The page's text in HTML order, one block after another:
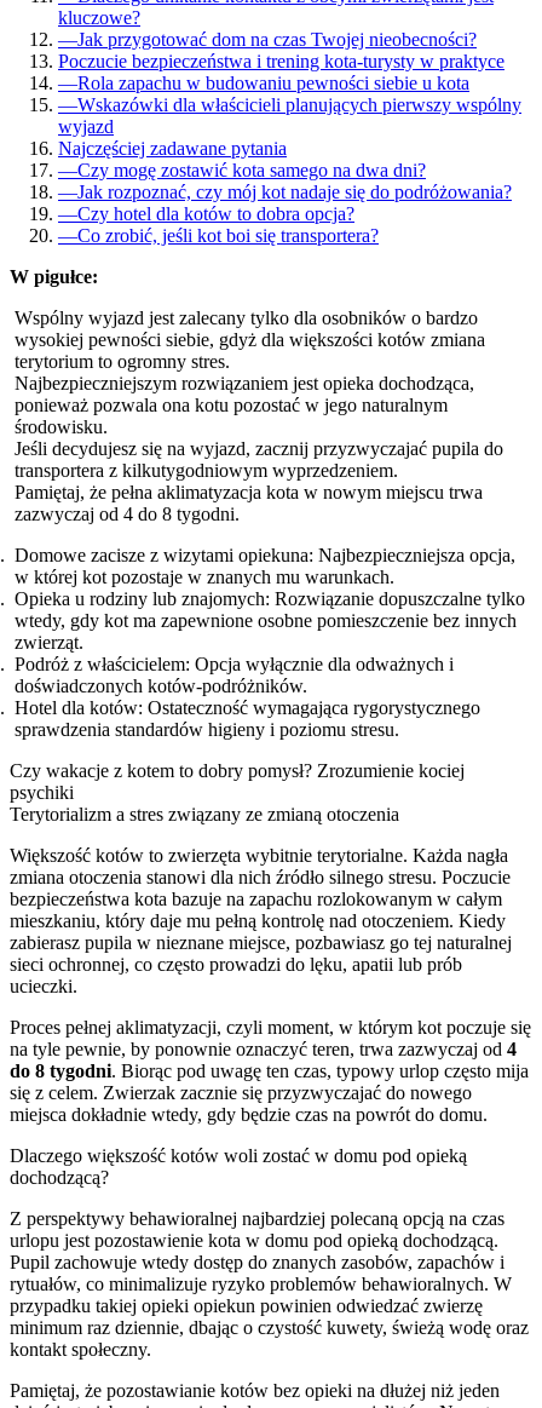
kluczowe?
—Jak przygotować dom na czas Twojej nieobecności?
Poczucie bezpieczeństwa i trening kota-turysty w praktyce
—Rola zapachu w budowaniu pewności siebie u kota
—Wskazówki dla właścicieli planujących pierwszy wspólny
wyjazd
Najczęściej zadawane pytania
—Czy mogę zostawić kota samego na dwa dni?
—Jak rozpoznać, czy mój kot nadaje się do podróżowania?
—Czy hotel dla kotów to dobra opcja?
—Co zrobić, jeśli kot boi się transportera?
W pigułce:
Wspólny wyjazd jest zalecany tylko dla osobników o bardzo
wysokiej pewności siebie, gdyż dla większości kotów zmiana
terytorium to ogromny stres.
Najbezpieczniejszym rozwiązaniem jest opieka dochodząca,
ponieważ pozwala ona kotu pozostać w jego naturalnym
środowisku.
Jeśli decydujesz się na wyjazd, zacznij przyzwyczajać pupila do
transportera z kilkutygodniowym wyprzedzeniem.
Pamiętaj, że pełna aklimatyzacja kota w nowym miejscu trwa
zazwyczaj od 4 do 8 tygodni.
Domowe zacisze z wizytami opiekuna: Najbezpieczniejsza opcja,
w której kot pozostaje w znanych mu warunkach.
Opieka u rodziny lub znajomych: Rozwiązanie dopuszczalne tylko
wtedy, gdy kot ma zapewnione osobne pomieszczenie bez innych
zwierząt.
Podróż z właścicielem: Opcja wyłącznie dla odważnych i
doświadczonych kotów-podróżników.
Hotel dla kotów: Ostateczność wymagająca rygorystycznego
sprawdzenia standardów higieny i poziomu stresu.
Czy wakacje z kotem to dobry pomysł? Zrozumienie kociej
psychiki
Terytorializm a stres związany ze zmianą otoczenia
Większość kotów to zwierzęta wybitnie terytorialne. Każda nagła
zmiana otoczenia stanowi dla nich źródło silnego stresu. Poczucie
bezpieczeństwa kota bazuje na zapachu rozlokowanym w całym
mieszkaniu, który daje mu pełną kontrolę nad otoczeniem. Kiedy
zabierasz pupila w nieznane miejsce, pozbawiasz go tej naturalnej
sieci ochronnej, co często prowadzi do lęku, apatii lub prób
ucieczki.
Proces pełnej aklimatyzacji, czyli moment, w którym kot poczuje się
na tyle pewnie, by ponownie oznaczyć teren, trwa zazwyczaj od 4
do 8 tygodni. Biorąc pod uwagę ten czas, typowy urlop często mija
się z celem. Zwierzak zacznie się przyzwyczajać do nowego
miejsca dokładnie wtedy, gdy będzie czas na powrót do domu.
Dlaczego większość kotów woli zostać w domu pod opieką
dochodzącą?
Z perspektywy behawioralnej najbardziej polecaną opcją na czas
urlopu jest pozostawienie kota w domu pod opieką dochodzącą.
Pupil zachowuje wtedy dostęp do znanych zasobów, zapachów i
rytuałów, co minimalizuje ryzyko problemów behawioralnych. W
przypadku takiej opieki opiekun powinien odwiedzać zwierzę
minimum raz dziennie, dbając o czystość kuwety, świeżą wodę oraz
kontakt społeczny.
Pamiętaj, że pozostawianie kotów bez opieki na dłużej niż jeden